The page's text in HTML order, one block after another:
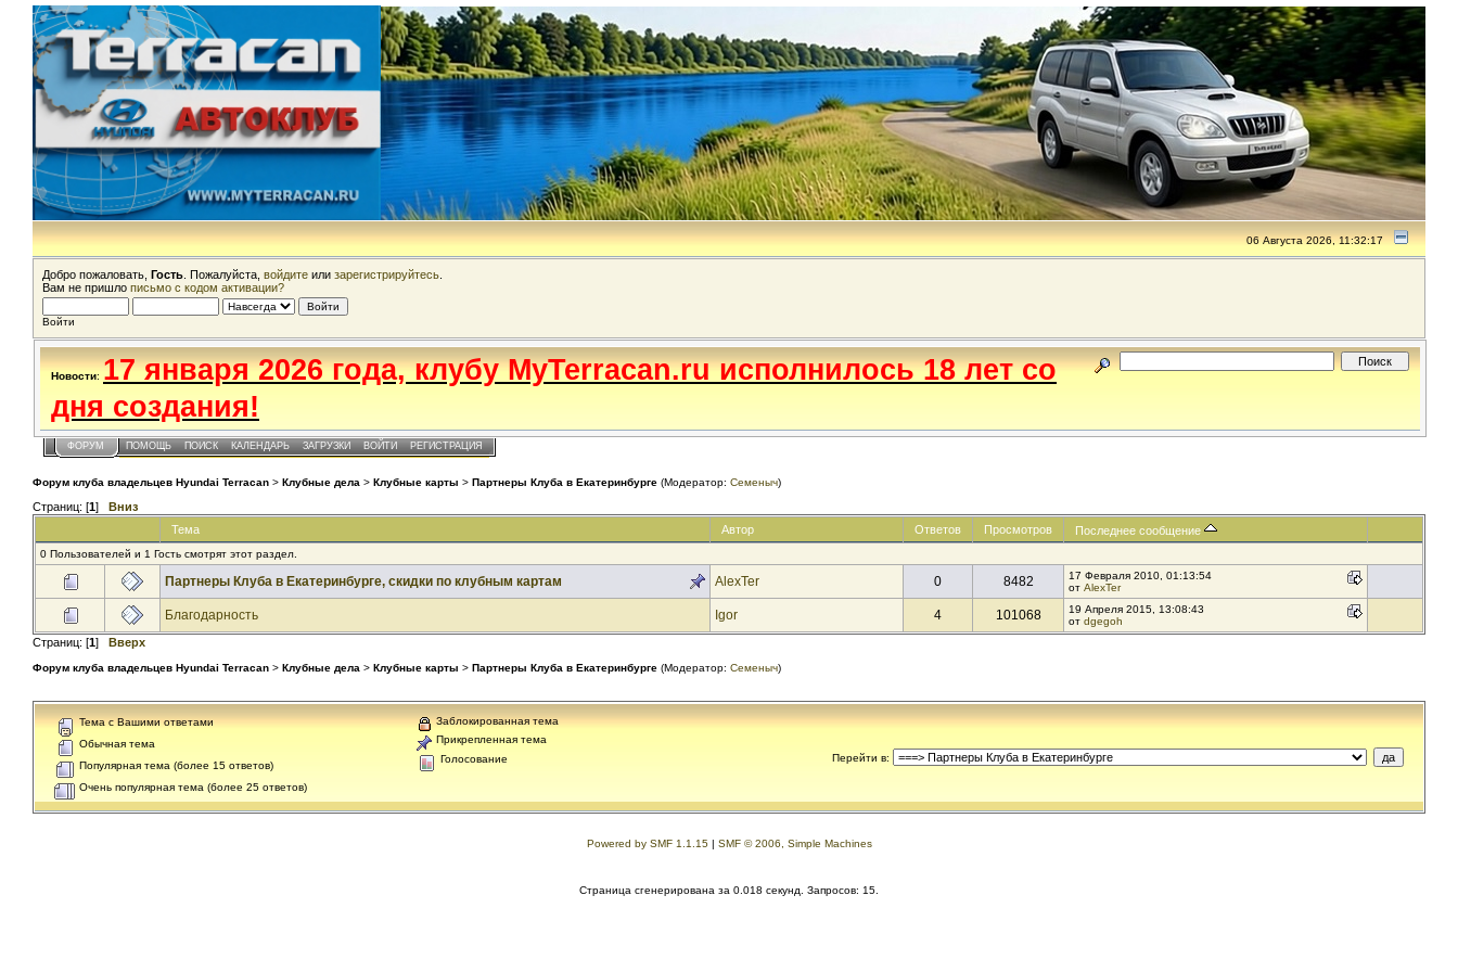
06 Августа 2026, 11:32:17
Добро пожаловать, Гость . Пожалуйста, войдите или зарегистрируйтесь
Вам не пришло письмо с кодом активации?
Войти
Новости: 17 января 2026 года, клубу MyTerracan.ru исполнилось 18 лет со
дня создания!
ФОРУМ ПОМОЩЬ ПОИСК КАЛЕНДАРЬ ЗАГРУЗКИ ВОЙТИ РЕГИСТРАЦИЯ
Форум клуба владельцев Hyundai Terracan > Клубные дела > Клубные карты > Партнеры Клуба в Екатеринбурге (Модератор: Семеныч)
Страниц: [1]
Вниз
Тема
Автор Ответов Просмотров Последнее сообщение
0 Пользователей и 1 Гость смотрят этот раздел.
Партнеры Клуба в Екатеринбурге, скидки по клубным картам AlexTer 0 8482
17 Февраля 2010, 01:13:54
от AlexTer
Благодарность Igor 4 101068
19 Апреля 2015, 13:08:43
от dgegoh
Страниц: [1] Вверх
Форум клуба владельцев Hyundai Terracan > Клубные дела > Клубные карты > Партнеры Клуба в Екатеринбурге (Модератор: Семеныч)
Тема с Вашими ответами
Обычная тема
Популярная тема (более 15 ответов)
Очень популярная тема (более 25 ответов)
Заблокированная тема
Прикрепленная тема
Голосование
Перейти в:
Powered by SMF 1.1.15| SMF © 2006, Simple Machines
Страница сгенерирована за 0.018 секунд. Запросов: 15.